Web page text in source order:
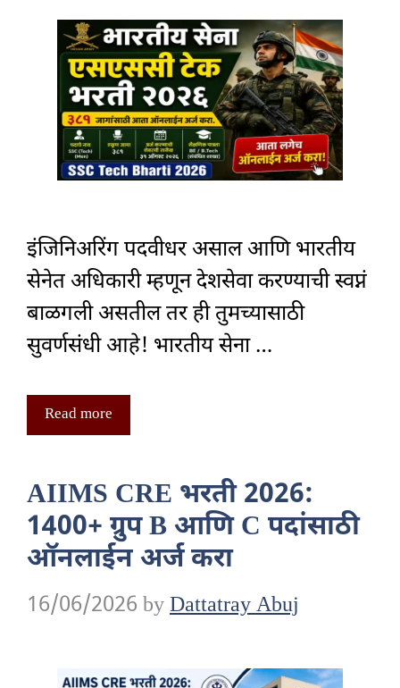
इंजिनिअरिंग पदवीधर असाल आणि भारतीय
सेनेत अधिकारी म्हणून देशसेवा करण्याची स्वप्नं
बाळगली असतील तर ही तुमच्यासाठी
सुवर्णसंधी आहे! भारतीय सेना …
Read more
AIIMS CRE भरती 2026:
1400+ ग्रुप B आणि C पदांसाठी
ऑनलाईन अर्ज करा
16/06/2026 byDattatray Abuj